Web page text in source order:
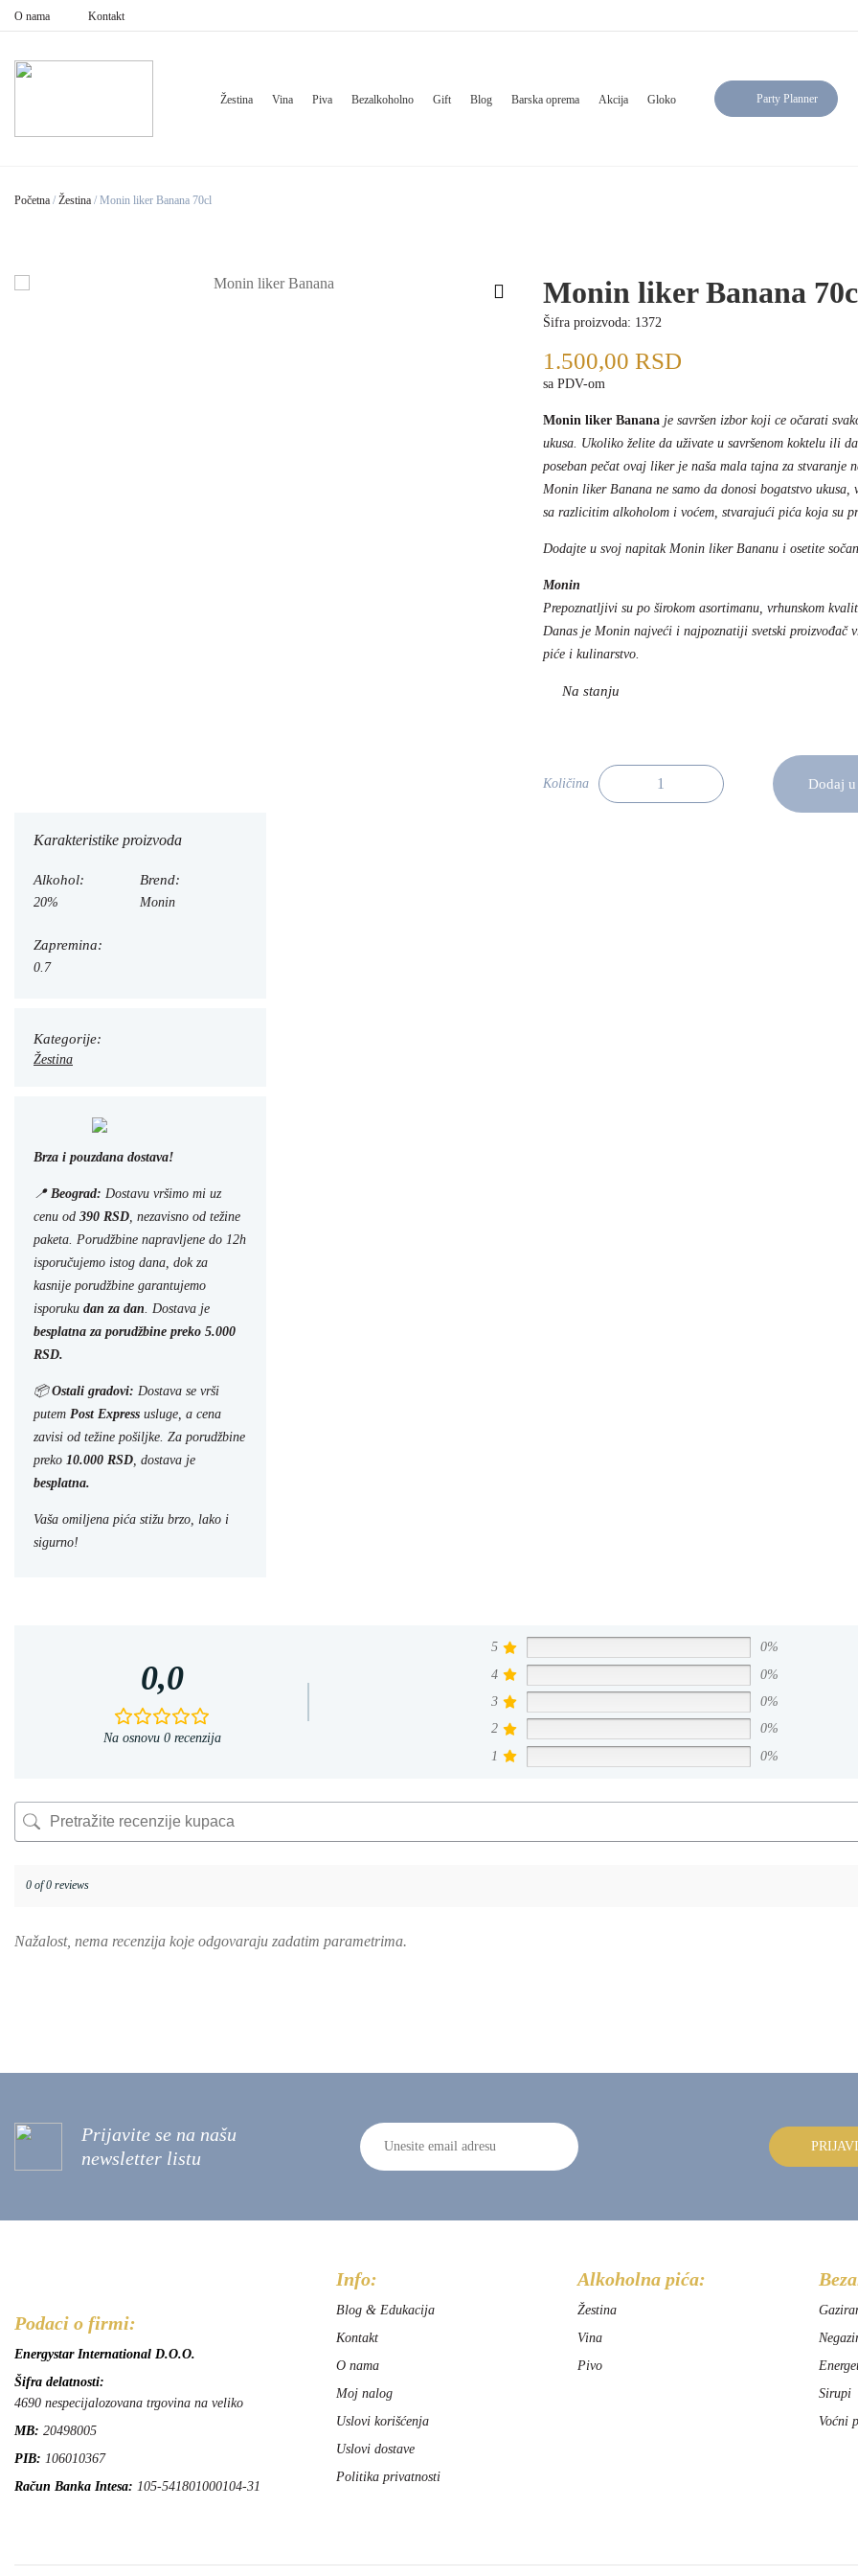
O nama Kontakt
Žestina Vina Piva Bezalkoholno Gift Blog Barska oprema Akcija Gloko Party Planner
Početna / Žestina / Monin liker Banana 70cl
Monin liker Banana
Šifra proizvoda: 1372
1.500,00 RSD
sa PDV-om
Monin liker Banana je savršen izbor koji ce očarati
ukusa. Ukoliko želite da uživate u savršenom koktelu ili
poseban pečat ovaj liker je naša mala tajna za stvaranje
Monin liker Banana ne samo da donosi bogatstvo ukusa,
sa razlicitim alkoholom i voćem, stvarajući pića koja su
Dodajte u svoj napitak Monin liker Bananu i osetite
Monin
Prepoznatljivi su po širokom asortimanu, vrhunskom
Danas je Monin najveći i najpoznatiji svetski proizvođač
piće i kulinarstvo.
Količina Monin liker Banana 70cl količinaDodaj
Karakteristike proizvoda
Alkohol:
20%
Brend:
Monin
Zapremina:
0.7
Kategorije:
Žestina
Brza i pouzdana dostava!
📍 Beograd: Dostavu vršimo mi uz
cenu od 390 RSD, nezavisno od težine
paketa. Porudžbine napravljene do 12h
isporučujemo istog dana, dok za
kasnije porudžbine garantujemo
isporuku dan za dan. Dostava je
besplatna za porudžbine preko 5.000
RSD.
📦Ostali gradovi: Dostava se vrši
putem Post Express usluge, a cena
zavisi od težine pošiljke. Za porudžbine
preko 10.000 RSD, dostava je
besplatna.
Vaša omiljena pića stižu brzo, lako i
sigurno!
0,0
Na osnovu 0 recenzija
5
0%
4
0%
3
0%
2
0%
1
0%
0 of 0 reviews
Nažalost, nema recenzija koje odgovaraju zadatim parametrima.
Prijavite se na našu
newsletter listu
Podaci o firmi:
Energystar International D.O.O.
Šifra delatnosti:
4690 nespecijalozovana trgovina na veliko
MB: 20498005
PIB: 106010367
Račun Banka Intesa: 105-541801000104-31
Info:
Blog & Edukacija
Kontakt
O nama
Moj nalog
Uslovi korišćenja
Uslovi dostave
Politika privatnosti
Alkoholna pića:
Žestina
Vina
Pivo
Sirupi
Voćni